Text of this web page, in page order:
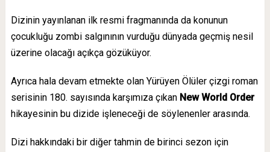
Dizinin yayınlanan ilk resmi fragmanında da konunun
çocukluğu zombi salgınının vurduğu dünyada geçmiş nesil
üzerine olacağı açıkça gözüküyor.
Ayrıca hala devam etmekte olan Yürüyen Ölüler çizgi roman
serisinin 180. sayısında karşımıza çıkan New World Order
hikayesinin bu dizide işleneceği de söylenenler arasında.
Dizi hakkındaki bir diğer tahmin de birinci sezon için